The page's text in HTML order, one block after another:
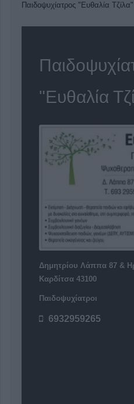
Παιδοψυχίατρος "Ευθαλία Τζίλα"
"Ευθαλία
Δημητρίου Λάππα 87 &
Καρδίτσα 43100
Παιδοψυχίατροι
6932959265